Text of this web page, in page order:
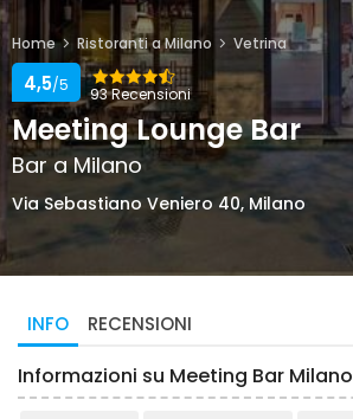
Home Ristoranti a Milano Vetrina
93 Recensioni
4,5/5
Meeting Lounge Bar
Bar a Milano
Via Sebastiano Veniero 40, Milano
INFO RECENSIONI
Informazioni su Meeting Bar Milano